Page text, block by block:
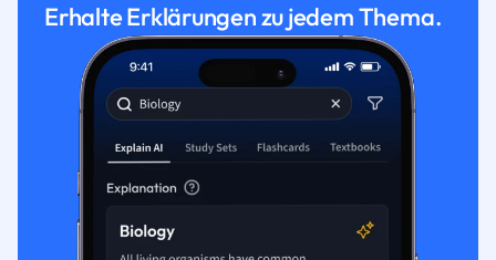
Erhalte Erklärungen zu jedem Thema.